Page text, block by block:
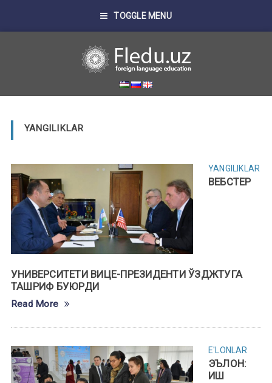
TOGGLE MENU
YANGILIKLAR
YANGILIKLAR
ВEБСТEР
УНИВEРСИТEТИ ВИЦЕ-ПРEЗИДEНТИ ЎЗДЖТУГА
ТАШРИФ БУЮРДИ
Read More
E'LONLAR
ЭЪЛОН:
ИШ